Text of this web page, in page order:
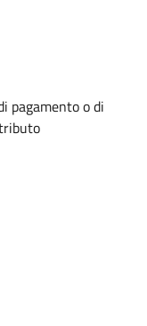
pagamento o di